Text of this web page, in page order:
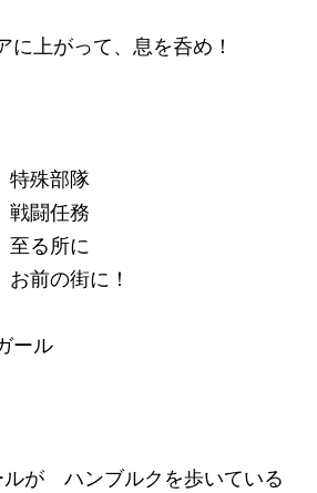
に上がって、息を呑め！
特殊部隊
戦闘任務
至る所に
前の街に！
ール
ルが ハンブルクを歩いている